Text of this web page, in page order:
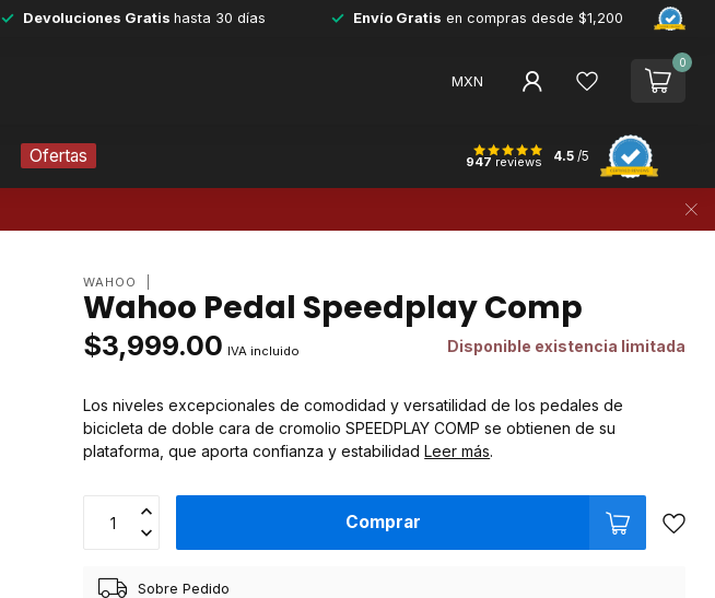
Devoluciones Gratis hasta 30 días Envío Gratis en compras desde $1,200
MXN
0
Ofertas 947 reviews 4.5 /5
WAHOO
Wahoo Pedal Speedplay Comp
$3,999.00 IVA incluido Disponible existencia limitada
Los niveles excepcionales de comodidad y versatilidad de los pedales de
bicicleta de doble cara de cromolio SPEEDPLAY COMP se obtienen de su
plataforma, que aporta confianza y estabilidadLeer más.
Comprar
Sobre Pedido